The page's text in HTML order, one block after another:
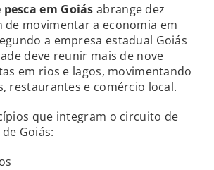
em Goiásabrange dez
de movimentar a economia em
a empresa estadual Goiás
deve reunir mais de nove
em rios e lagos, movimentando
restaurantes e comércio local.
que integram o circuito de
Goiás: